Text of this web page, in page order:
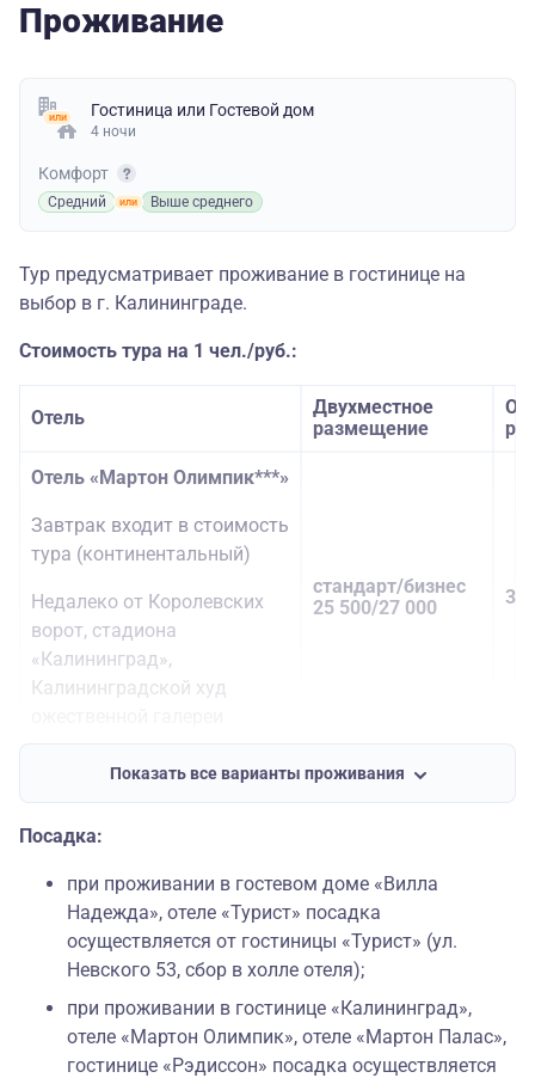
Проживание
Гостиница или Гостевой дом
4 ночи
Комфорт
Средний Выше среднего
Тур предусматривает проживание в гостинице на
выбор в г. Калининграде.
Стоимость тура на 1 чел./руб.:
Отель
Двухместное
размещение
Отель «Мартон Олимпик***»
Завтрак входит в стоимость
тура (континентальный)
Недалеко от Королевских
ворот, стадиона
«Калининград»,
Калининградской худ
стандарт/бизнес
25 500/27 000
38
Гостевой дом «Вилла
Организация доставки
питания (завтрак)
Эта вилла располагается в
3 км от центра города.
Рядом с виллой — Площадь
Бисмарка, Ботанический
сад и Росгартенские ворота.
стандарт/
улучшенный
30 000/31 500
Показать все варианты проживания
Посадка:
при проживании в гостевом доме «Вилла
Надежда», отеле «Турист» посадка
осуществляется от гостиницы «Турист» (ул.
Невского 53, сбор в холле отеля);
при проживании в гостинице «Калининград»,
отеле «Мартон Олимпик», отеле «Мартон Палас»,
гостинице «Рэдиссон» посадка осуществляется